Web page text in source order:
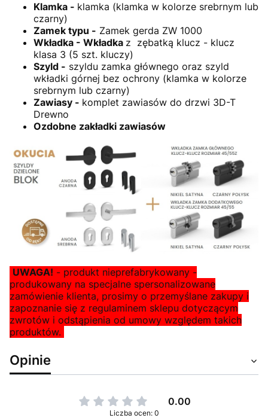
Klamka - klamka (klamka w kolorze srebrnym lub
czarny)
Zamek typu - Zamek gerda ZW 1000
Wkładka - Wkładka z zębatką klucz - klucz
klasa 3 (5 szt. kluczy)
Szyld - szyldu zamka głównego oraz szyld
wkładki górnej bez ochrony (klamka w kolorze
srebrnym lub czarny)
Zawiasy - komplet zawiasów do drzwi 3D-T
Drewno
Ozdobne zakładki zawiasów
UWAGA! - produkt nieprefabrykowany -
produkowany na specjalne spersonalizowane
zamówienie klienta, prosimy o przemyślane zakupy i
zapoznanie się z regulaminem sklepu dotyczącym
zwrotów i odstąpienia od umowy względem takich
produktów.
Opinie
0.00
Liczba ocen: 0